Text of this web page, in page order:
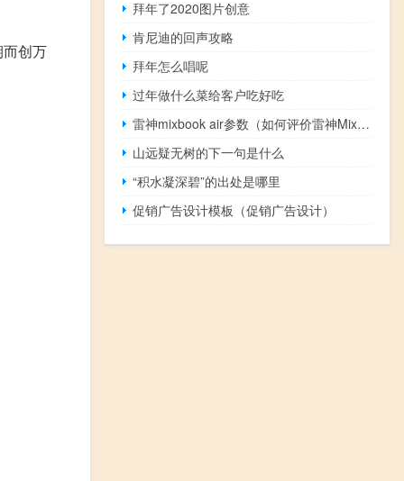
创万
拜年了2020图片创意
肯尼迪的回声攻略
拜年怎么唱呢
过年做什么菜给客户吃好吃
雷神mixbook air参数（如何评价雷神MixBook Air 如何评价苏富比迷你电脑）
山远疑无树的下一句是什么
“积水凝深碧”的出处是哪里
促销广告设计模板（促销广告设计）